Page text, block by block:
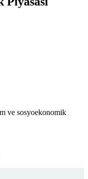
ve sosyoekonomik